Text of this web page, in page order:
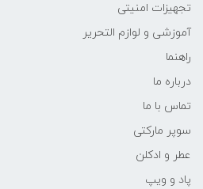
تجهیزات امنیتی
آموزشی و لوازم التحریر
راهنما
درباره ما
تماس با ما
سوپر مارکتی
عطر و ادکلن
پاد و ویپ